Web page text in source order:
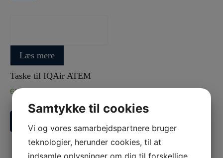
Læs mere
IQAir Atem
Taske til IQAir ATEM
687,50DKK
Samtykke til cookies
Vi og vores samarbejdspartnere bruger
teknologier, herunder cookies, til at
indsamle oplysninger om dig til forskellige